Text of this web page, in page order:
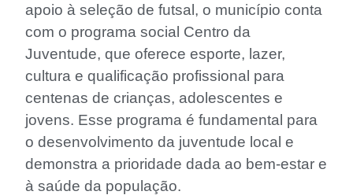
apoio à seleção de futsal, o município conta
com o programa social Centro da
Juventude, que oferece esporte, lazer,
cultura e qualificação profissional para
centenas de crianças, adolescentes e
jovens. Esse programa é fundamental para
o desenvolvimento da juventude local e
demonstra a prioridade dada ao bem-estar e
à saúde da população.